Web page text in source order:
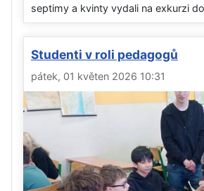
septimy a kvinty vydali na exkurzi
Studenti v roli pedagogů
pátek, 01 květen 2026 10:31